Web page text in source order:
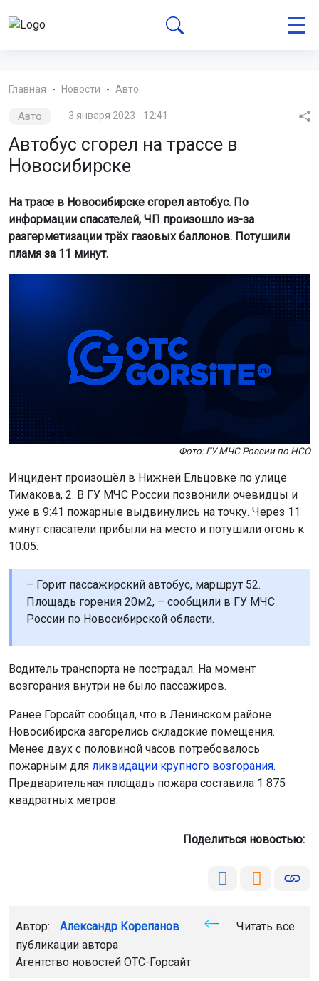
Главная Новости Авто
Авто 3 января 2023 - 12:41
Автобус сгорел на трассе в
Новосибирске
На трасе в Новосибирске сгорел автобус. По
информации спасателей, ЧП произошло из-за
разгерметизации трёх газовых баллонов. Потушили
пламя за 11 минут.
Фото: ГУ МЧС России по НСО
Инцидент произошёл в Нижней Ельцовке по улице
Тимакова, 2. В ГУ МЧС России позвонили очевидцы и
уже в 9:41 пожарные выдвинулись на точку. Через 11
минут спасатели прибыли на место и потушили огонь к
10:05.
– Горит пассажирский автобус, маршрут 52.
Площадь горения 20м2, – сообщили в ГУ МЧС
России по Новосибирской области.
Водитель транспорта не пострадал. На момент
возгорания внутри не было пассажиров.
Ранее Горсайт сообщал, что в Ленинском районе
Новосибирска загорелись складские помещения.
Менее двух с половиной часов потребовалось
пожарным для ликвидации крупного возгорания.
Предварительная площадь пожара составила 1 875
квадратных метров.
Поделиться новостью:
Автор: Александр Корепанов
Читать все
публикации автора
Агентство новостей ОТС-Горсайт